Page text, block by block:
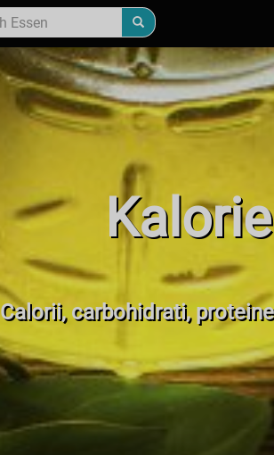
Calorii, carbohidrati,